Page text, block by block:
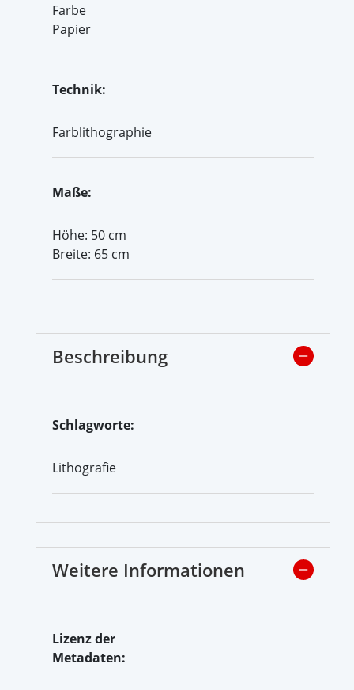
Farbe
Papier
Technik:
Farblithographie
Maße:
Höhe: 50 cm
Breite: 65 cm
Beschreibung
Schlagworte:
Lithografie
Weitere Informationen
Lizenz der
Metadaten: